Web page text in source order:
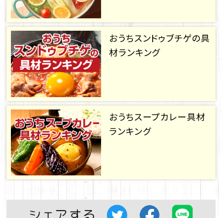
facebook
Twitter
おうちスンドゥブチゲの具
材ランキング
おうちスープカレー具材
ランキング